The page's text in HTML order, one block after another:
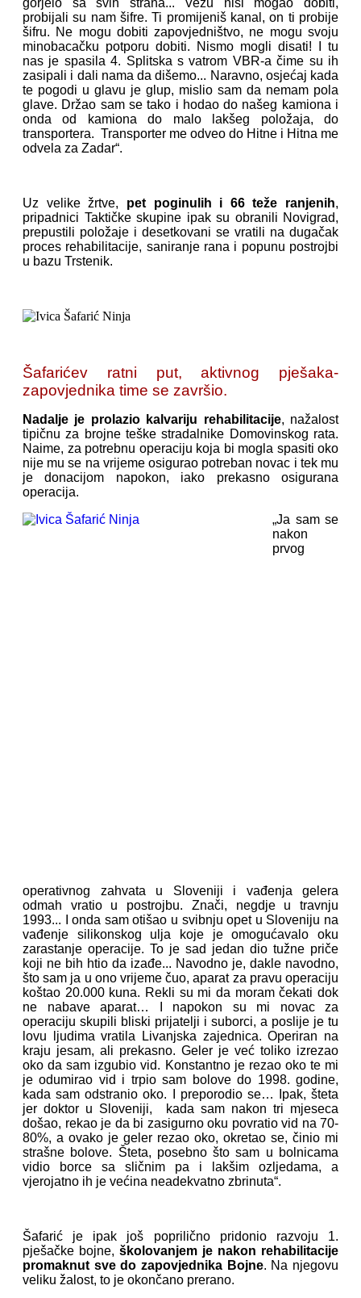
gorjelo sa svih strana... Vezu nisi mogao dobiti,
probijali su nam šifre. Ti promijeniš kanal, on ti probije
šifru. Ne mogu dobiti zapovjedništvo, ne mogu svoju
minobacačku potporu dobiti. Nismo mogli disati! I tu
nas je spasila 4. Splitska s vatrom VBR-a čime su ih
zasipali i dali nama da dišemo... Naravno, osjećaj kada
te pogodi u glavu je glup, mislio sam da nemam pola
glave. Držao sam se tako i hodao do našeg kamiona i
onda od kamiona do malo lakšeg položaja, do
transportera. Transporter me odveo do Hitne i Hitna me
odvela za Zadar“.
Uz velike žrtve, pet poginulih i 66 teže ranjenih,
pripadnici Taktičke skupine ipak su obranili Novigrad,
prepustili položaje i desetkovani se vratili na dugačak
proces rehabilitacije, saniranje rana i popunu postrojbi
u bazu Trstenik.
Šafarićev ratni put, aktivnog pješaka-
zapovjednika time se završio.
Nadalje je prolazio kalvariju rehabilitacije, nažalost
tipičnu za brojne teške stradalnike Domovinskog rata.
Naime, za potrebnu operaciju koja bi mogla spasiti oko
nije mu se na vrijeme osigurao potreban novac i tek mu
je donacijom napokon, iako prekasno osigurana
operacija.
„Ja sam se
nakon
prvog
operativnog zahvata u Sloveniji i vađenja gelera
odmah vratio u postrojbu. Znači, negdje u travnju
1993... I onda sam otišao u svibnju opet u Sloveniju na
vađenje silikonskog ulja koje je omogućavalo oku
zarastanje operacije. To je sad jedan dio tužne priče
koji ne bih htio da izađe... Navodno je, dakle navodno,
što sam ja u ono vrijeme čuo, aparat za pravu operaciju
koštao 20.000 kuna. Rekli su mi da moram čekati dok
ne nabave aparat… I napokon su mi novac za
operaciju skupili bliski prijatelji i suborci, a poslije je tu
lovu ljudima vratila Livanjska zajednica. Operiran na
kraju jesam, ali prekasno. Geler je već toliko izrezao
oko da sam izgubio vid. Konstantno je rezao oko te mi
je odumirao vid i trpio sam bolove do 1998. godine,
kada sam odstranio oko. I preporodio se… Ipak, šteta
jer doktor u Sloveniji, kada sam nakon tri mjeseca
došao, rekao je da bi zasigurno oku povratio vid na 70-
80%, a ovako je geler rezao oko, okretao se, činio mi
strašne bolove. Šteta, posebno što sam u bolnicama
vidio borce sa sličnim pa i lakšim ozljedama, a
vjerojatno ih je većina neadekvatno zbrinuta“.
Šafarić je ipak još poprilično pridonio razvoju 1.
pješačke bojne, školovanjem je nakon rehabilitacije
promaknut sve do zapovjednika Bojne. Na njegovu
veliku žalost, to je okončano prerano.